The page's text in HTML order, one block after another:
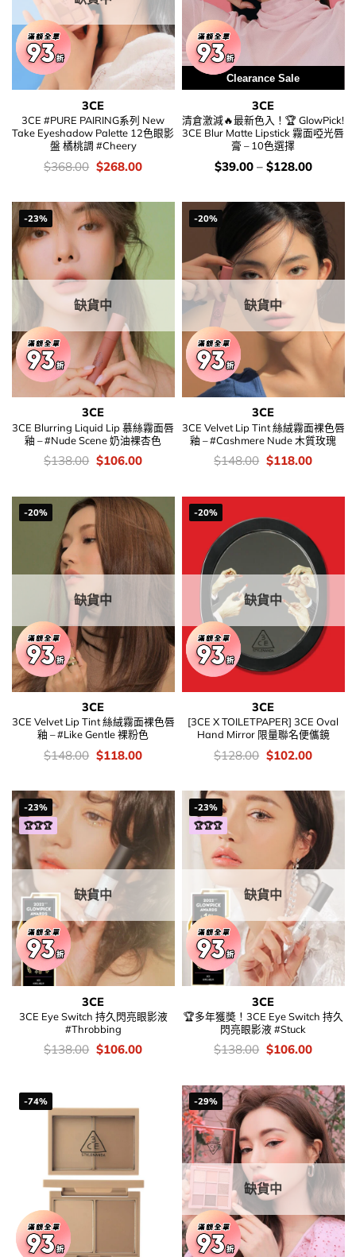
3CE
3CE #PURE PAIRING系列 New
Take Eyeshadow Palette 12色眼影
盤 橘桃調 #Cheery
價
錢：
$368.00 Original
price
$368.00.
$268.00Current
$268.00.
Clearance Sale
3CE
清倉激減🔥最新色入！🏆 GlowPick!
3CE Blur Matte Lipstick 霧面啞光唇
膏 – 10色選擇
價
錢：
$39.00– $128.00
-23%
缺貨中
3CE
3CE Blurring Liquid Lip 慕絲霧面唇
釉 – #Nude Scene 奶油裸杏色
價
錢：
$138.00 Original
price
$138.00.
$106.00Current
$106.00.
-20%
缺貨中
3CE
3CE Velvet Lip Tint 絲絨霧面裸色唇
釉 – #Cashmere Nude 木質玫瑰
價
錢：
$148.00 Original
price
$148.00.
$118.00Current
-20%
缺貨中
3CE
3CE Velvet Lip Tint 絲絨霧面裸色唇
釉 – #Like Gentle 裸粉色
價
錢：
$148.00 Original
price
$148.00.
$118.00Current
$118.00.
-20%
缺貨中
3CE
[3CE X TOILETPAPER] 3CE Oval
Hand Mirror 限量聯名便儶鏡
價
錢：
$128.00 Original
price
$128.00.
$102.00Current
-23%
🏆🏆🏆
缺貨中
3CE
3CE Eye Switch 持久閃亮眼影液
#Throbbing
價
$138.00 Original
$106.00Current
$106.00.
-23%
🏆🏆🏆
缺貨中
3CE
🏆多年獲奬！3CE Eye Switch 持久
閃亮眼影液 #Stuck
價
$138.00 Original
$138.00.
$106.00Current
-74% -29%
缺貨中